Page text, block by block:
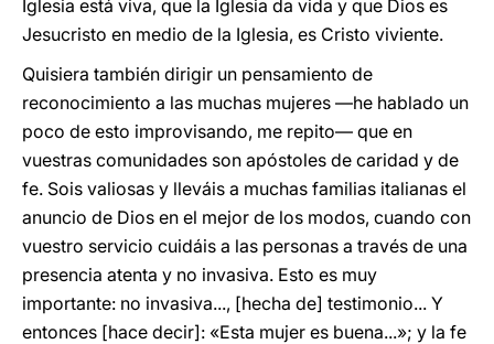
Iglesia está viva, que la Iglesia da vida y que Dios es
Jesucristo en medio de la Iglesia, es Cristo viviente.
Quisiera también dirigir un pensamiento de
reconocimiento a las muchas mujeres —he hablado un
poco de esto improvisando, me repito— que en
vuestras comunidades son apóstoles de caridad y de
fe. Sois valiosas y lleváis a muchas familias italianas el
anuncio de Dios en el mejor de los modos, cuando con
vuestro servicio cuidáis a las personas a través de una
presencia atenta y no invasiva. Esto es muy
importante: no invasiva..., [hecha de] testimonio... Y
entonces [hace decir]: «Esta mujer es buena...»; y la fe